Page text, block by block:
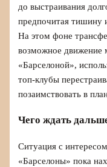
до выстраивания
предпочитая тишину
На этом фоне
возможное
«Барселоной»,
топ-клубы
позаимствовать в
Чего ждать
Ситуация с
«Барселоны» пока